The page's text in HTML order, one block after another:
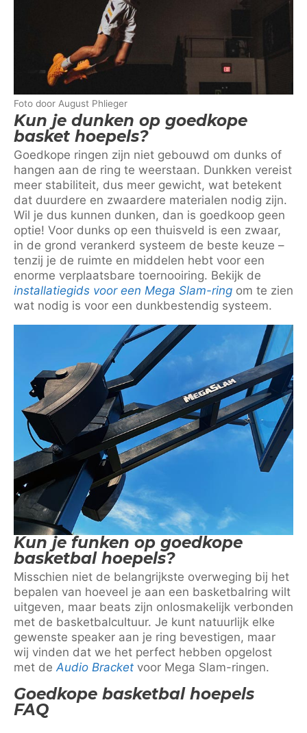
Foto door August Phlieger
Kun je dunken op goedkope
basket hoepels?
Goedkope ringen zijn niet gebouwd om dunks of
hangen aan de ring te weerstaan. Dunkken vereist
meer stabiliteit, dus meer gewicht, wat betekent
dat duurdere en zwaardere materialen nodig zijn.
Wil je dus kunnen dunken, dan is goedkoop geen
optie! Voor dunks op een thuisveld is een zwaar,
in de grond verankerd systeem de beste keuze –
tenzij je de ruimte en middelen hebt voor een
enorme verplaatsbare toernooiring. Bekijk de
installatiegids voor een Mega Slam-ring om te zien
wat nodig is voor een dunkbestendig systeem.
Kun je funken op goedkope
basketbal hoepels?
Misschien niet de belangrijkste overweging bij het
bepalen van hoeveel je aan een basketbalring wilt
uitgeven, maar beats zijn onlosmakelijk verbonden
met de basketbalcultuur. Je kunt natuurlijk elke
gewenste speaker aan je ring bevestigen, maar
wij vinden dat we het perfect hebben opgelost
met deAudio Bracket voor Mega Slam-ringen.
Goedkope basketbal hoepels
FAQ